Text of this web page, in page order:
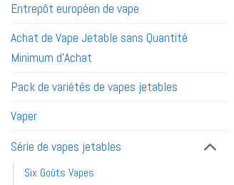
Entrepôt européen de vape
Achat de Vape Jetable sans Quantité
Minimum d'Achat
Pack de variétés de vapes jetables
Vaper
Série de vapes jetables
Six Goûts Vapes